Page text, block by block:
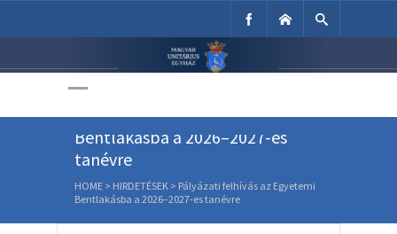
Unitárius Egyház
Pályázati felhívás az Egyetemi
Bentlakásba a 2026–2027-es
tanévre
HOME > HIRDETÉSEK > Pályázati felhívás az Egyetemi
Bentlakásba a 2026–2027-es tanévre